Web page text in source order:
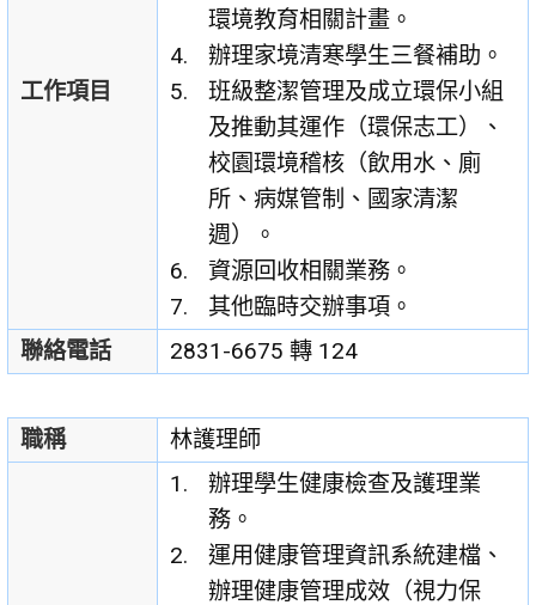
工作項目
環境教育相關計畫。
辦理家境清寒學生三餐補助。
班級整潔管理及成立環保小組
及推動其運作（環保志工）、
校園環境稽核（飲用水、廁
所、病媒管制、國家清潔
週）。
資源回收相關業務。
其他臨時交辦事項。
聯絡電話
2831-6675 轉 124
職稱 林護理師
辦理學生健康檢查及護理業
務。
運用健康管理資訊系統建檔、
辦理健康管理成效（視力保